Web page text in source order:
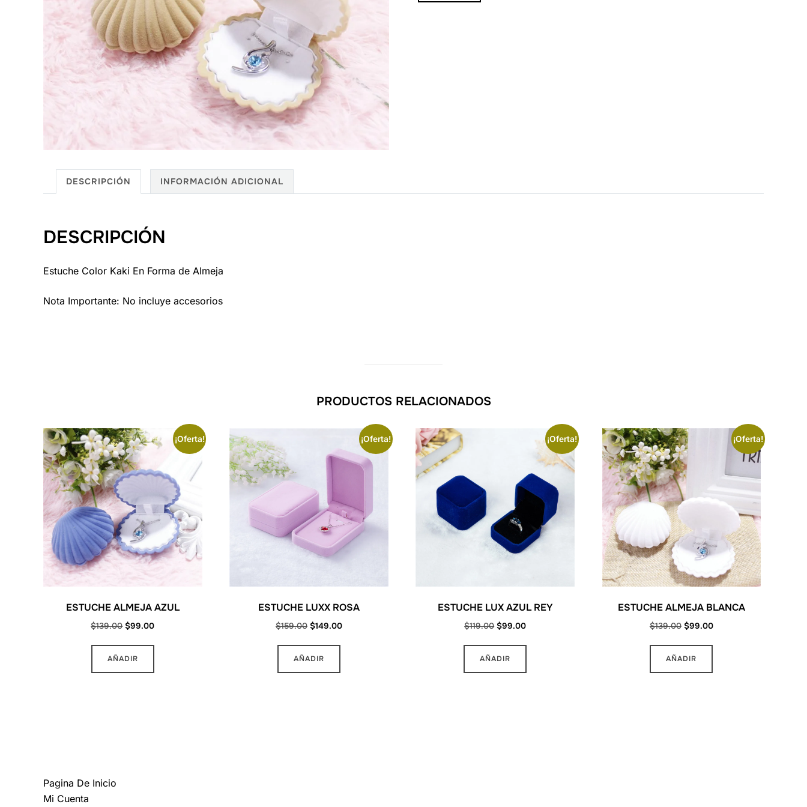
DESCRIPCIÓN INFORMACIÓN ADICIONAL
DESCRIPCIÓN
Estuche Color Kaki En Forma de Almeja
Nota Importante: No incluye accesorios
PRODUCTOS RELACIONADOS
¡Oferta!
ESTUCHE ALMEJA AZUL
$139.00 Original
was:
$99.00Current
AÑADIR
¡Oferta!
ESTUCHE LUXX ROSA
$159.00 Original
was:
$149.00Current
AÑADIR
¡Oferta!
ESTUCHE LUX AZUL REY
$119.00 Original
was:
$99.00Current
AÑADIR
¡Oferta!
ESTUCHE ALMEJA BLANCA
$139.00 Original
was:
$99.00Current
AÑADIR
Pagina De Inicio
Mi Cuenta